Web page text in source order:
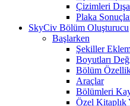
Çizimleri
Plaka
SkyCiv Bölüm Oluşturucu
Başlarken
Şekiller
Boyutları
Bölüm
Araçlar
Bölümleri
Özel Kitaplık